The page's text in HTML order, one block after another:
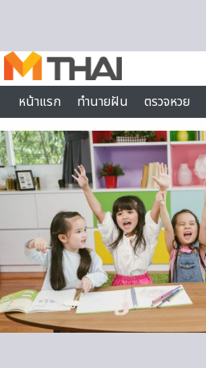
หน้าแรก
ทำนายฝัน ตรวจหวย
ไลฟ์สไตล์